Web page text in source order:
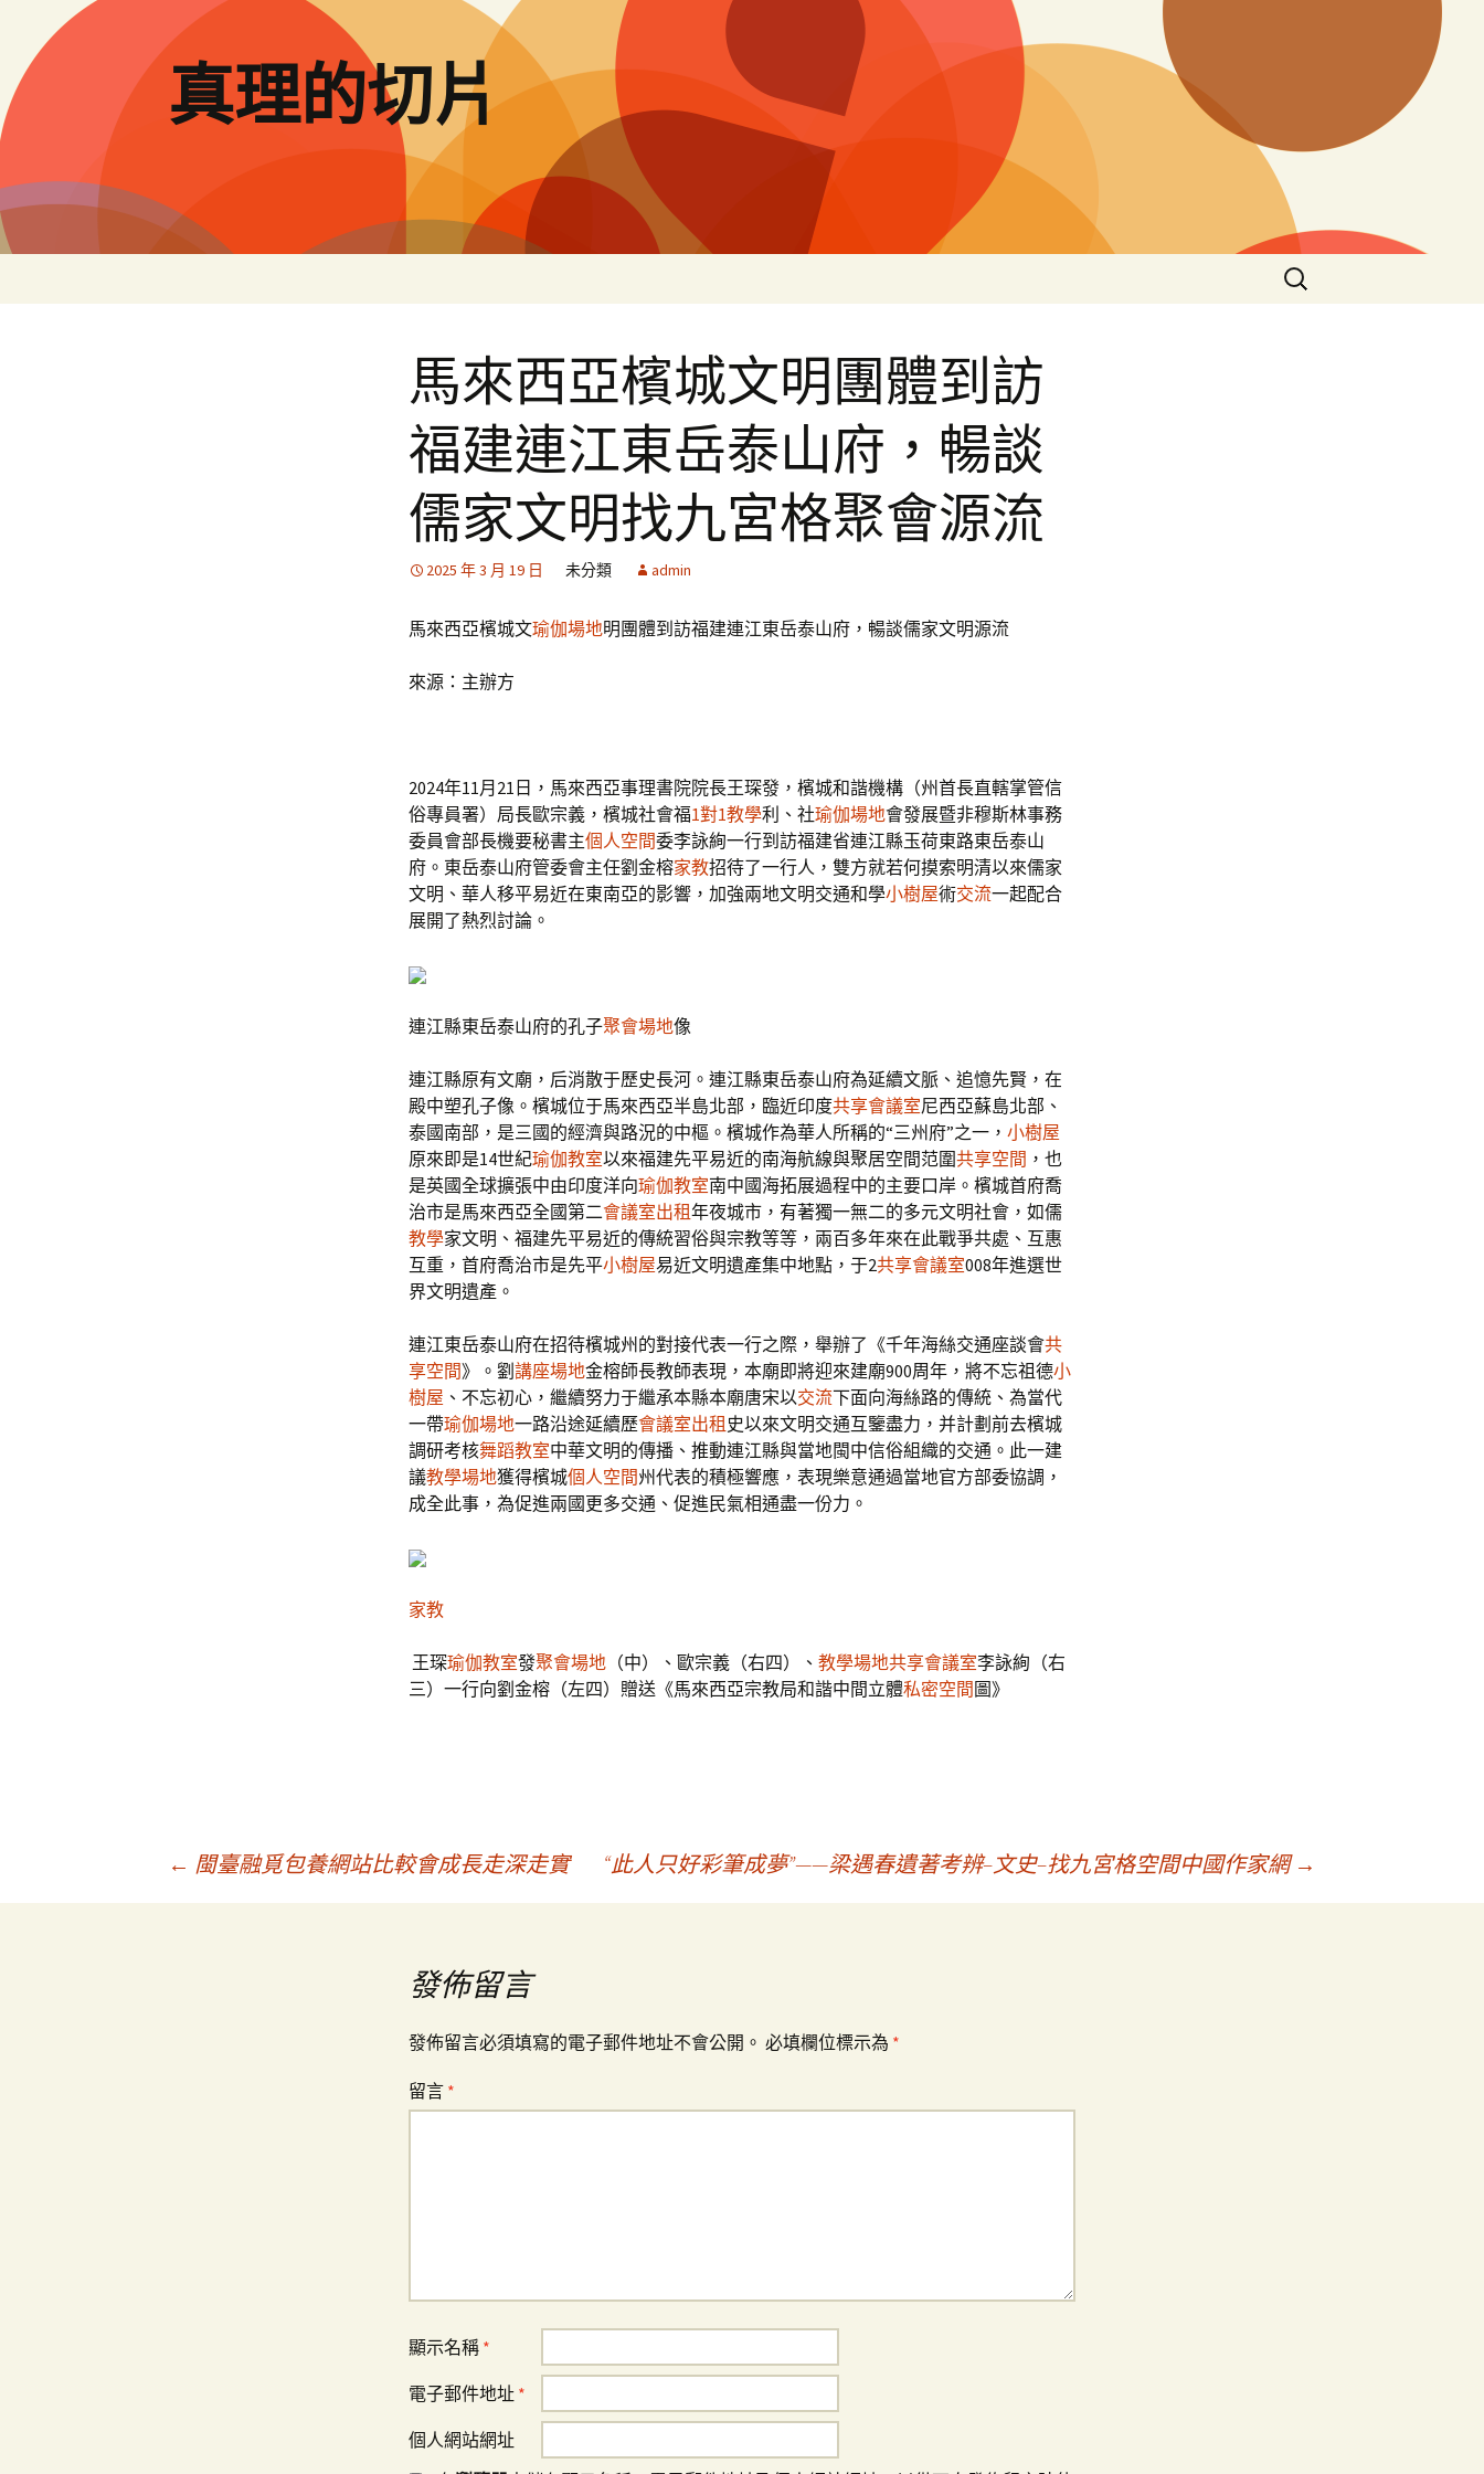
要
內
容
真理的切片
搜
尋
馬來西亞檳城文明團體到訪
福建連江東岳泰山府，暢談
儒家文明找九宮格聚會源流
2025 年 3 月 19 日 未分類 admin
馬來西亞檳城文瑜伽場地明團體到訪福建連江東岳泰山府，暢談儒家文明源流
來源：主辦方
2024年11月21日，馬來西亞事理書院院長王琛發，檳城和諧機構（州首長直轄掌管信
俗專員署）局長歐宗義，檳城社會福1對1教學利、社瑜伽場地會發展暨非穆斯林事務
委員會部長機要秘書主個人空間委李詠絢一行到訪福建省連江縣玉荷東路東岳泰山
府。東岳泰山府管委會主任劉金榕家教招待了一行人，雙方就若何摸索明清以來儒家
文明、華人移平易近在東南亞的影響，加強兩地文明交通和學小樹屋術交流一起配合
展開了熱烈討論。
連江縣東岳泰山府的孔子聚會場地像
連江縣原有文廟，后消散于歷史長河。連江縣東岳泰山府為延續文脈、追憶先賢，在
殿中塑孔子像。檳城位于馬來西亞半島北部，臨近印度共享會議室尼西亞蘇島北部、
泰國南部，是三國的經濟與路況的中樞。檳城作為華人所稱的“三州府”之一， 小樹屋
原來即是14世紀瑜伽教室以來福建先平易近的南海航線與聚居空間范圍共享空間 ，也
是英國全球擴張中由印度洋向瑜伽教室南中國海拓展過程中的主要口岸。檳城首府喬
治市是馬來西亞全國第二會議室出租年夜城市，有著獨一無二的多元文明社會，如儒
教學家文明、福建先平易近的傳統習俗與宗教等等，兩百多年來在此戰爭共處、互惠
互重，首府喬治市是先平小樹屋易近文明遺產集中地點，于2共享會議室008年進選世
界文明遺產。
連江東岳泰山府在招待檳城州的對接代表一行之際，舉辦了《千年海絲交通座談會共
享空間》。劉 講座場地金榕師長教師表現，本廟即將迎來建廟900周年，將不忘祖德小
樹屋 、不忘初心，繼續努力于繼承本縣本廟唐宋以交流下面向海絲路的傳統、為當代
一帶瑜伽場地一路沿途延續歷會議室出租 史以來文明交通互鑒盡力，并計劃前去檳城
調研考核舞蹈教室中華文明的傳播、推動連江縣與當地閩中信俗組織的交通。此一建
議教學場地獲得檳城個人空間州代表的積極響應，表現樂意通過當地官方部委協調，
成全此事，為促進兩國更多交通、促進民氣相通盡一份力。
家教
王琛瑜伽教室發聚會場地 （中）、歐宗義（右四）、 教學場地共享會議室李詠絢（右
三）一行向劉金榕（左四）贈送《馬來西亞宗教局和諧中間立體私密空間 圖》
← 閩臺融覓包養網站比較會成長走深走實 “此人只好彩筆成夢”——梁遇春遺著考辨–文史–找九宮格空間中國作家網 →
發佈留言
發佈留言必須填寫的電子郵件地址不會公開。 必填欄位標示為 *
留言 *
顯示名稱 *
電子郵件地址 *
個人網站網址